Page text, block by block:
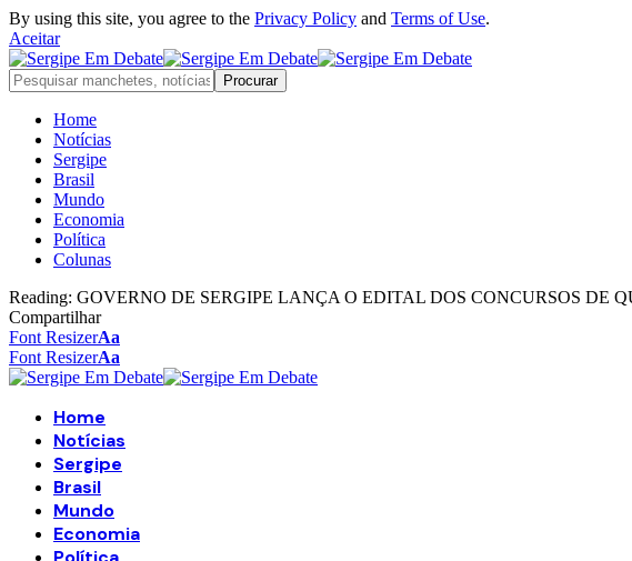
By using this site, you agree to the Privacy Policy and Terms of Use.
Aceitar
Home
Notícias
Sergipe
Brasil
Mundo
Economia
Política
Colunas
Reading: GOVERNO DE SERGIPE LANÇA O EDITAL DOS CONCURSOS
Compartilhar
Font ResizerAa
Font ResizerAa
Home
Notícias
Sergipe
Brasil
Mundo
Economia